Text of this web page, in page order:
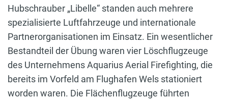
Hubschrauber „Libelle“ standen auch mehrere
spezialisierte Luftfahrzeuge und internationale
Partnerorganisationen im Einsatz. Ein wesentlicher
Bestandteil der Übung waren vier Löschflugzeuge
des Unternehmens Aquarius Aerial Firefighting, die
bereits im Vorfeld am Flughafen Wels stationiert
worden waren. Die Flächenflugzeuge führten